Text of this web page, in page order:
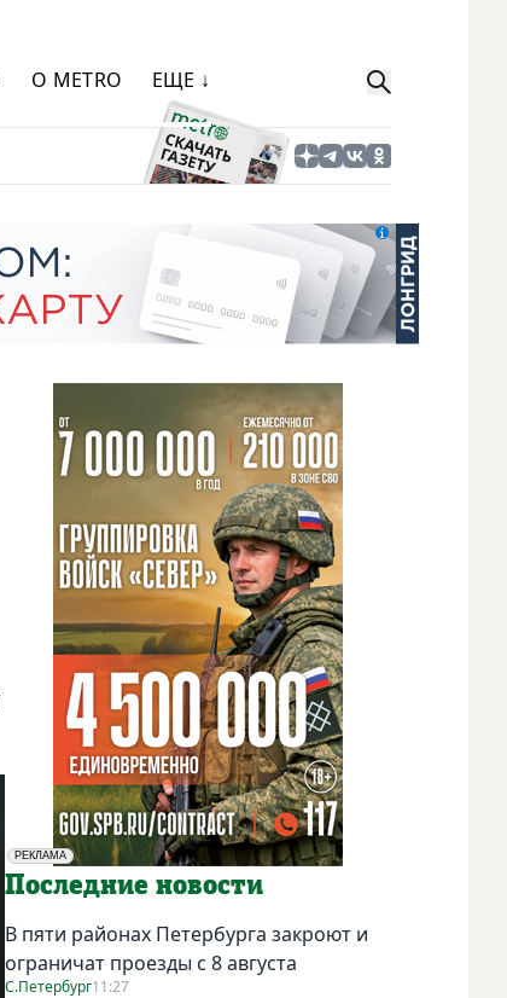
О METRO ЕЩЕ ↓
РЕКЛАМА
Социальная реклама
Последние новости
В пяти районах Петербурга закроют и
ограничат проезды с 8 августа
С.Петербург11:27